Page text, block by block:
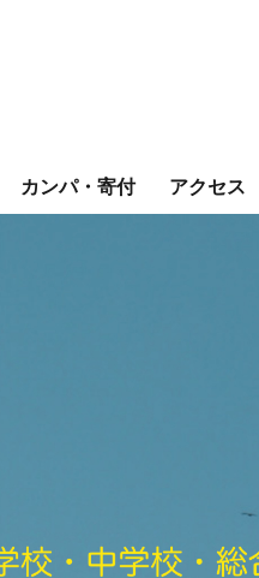
カンパ・寄付 アクセス